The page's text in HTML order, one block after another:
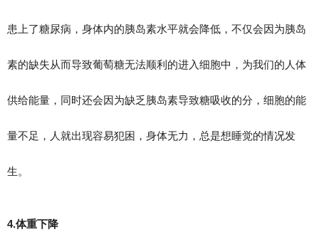
患上了糖尿病，身体内的胰岛素水平就会降低，不仅会因为胰岛
素的缺失从而导致葡萄糖无法顺利的进入细胞中，为我们的人体
供给能量，同时还会因为缺乏胰岛素导致糖吸收的分，细胞的能
量不足，人就出现容易犯困，身体无力，总是想睡觉的情况发
生。
4.体重下降